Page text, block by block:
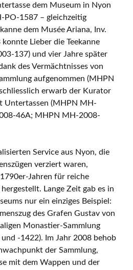
dem Museum in Nyon
PO-1587 – gleichzeitig
dem Musée Ariana, Inv.
Lieber die Teekanne
137) und vier Jahre später
des Vermächtnisses von
aufgenommen (MHPN
erwarb der Kurator
Untertassen (MHPN MH-
46A; MHPN MH-2008-
Service aus Nyon, die
verziert waren,
Jahren für reiche
Lange Zeit gab es in
nur ein einziges Beispiel:
des Grafen Gustav von
Monastier-Sammlung
-1422). Im Jahr 2008 behob
der Sammlung,
mit dem Wappen und der